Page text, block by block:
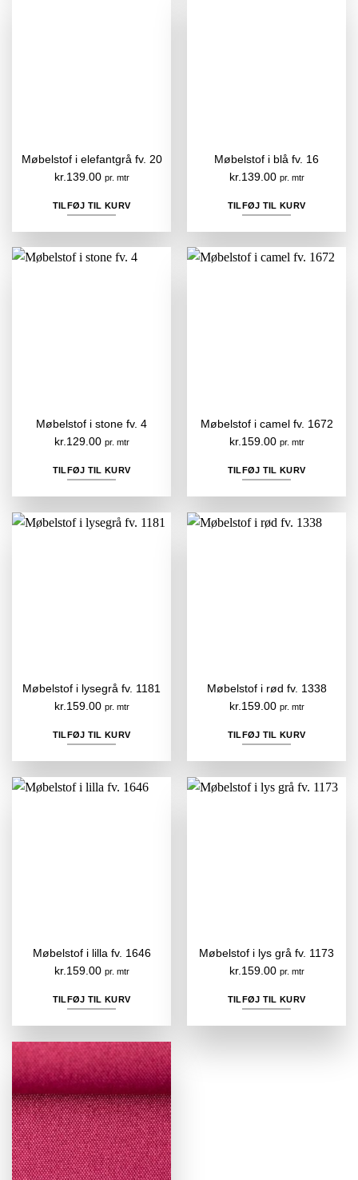
Møbelstof i elefantgrå fv. 20
kr. 139.00 pr. mtr
TILFØJ TIL KURV
Møbelstof i blå fv. 16
kr. 139.00 pr. mtr
TILFØJ TIL KURV
Møbelstof i stone fv. 4
kr.129.00 pr. mtr
TILFØJ TIL KURV
Møbelstof i camel fv. 1672
kr.159.00 pr. mtr
TILFØJ TIL KURV
Møbelstof i lysegrå fv. 1181
kr.159.00 pr. mtr
TILFØJ TIL KURV
Møbelstof i rød fv. 1338
kr.159.00 pr. mtr
TILFØJ TIL KURV
Møbelstof i lilla fv. 1646
kr.159.00 pr. mtr
TILFØJ TIL KURV
Møbelstof i lys grå fv. 1173
kr.159.00 pr. mtr
TILFØJ TIL KURV